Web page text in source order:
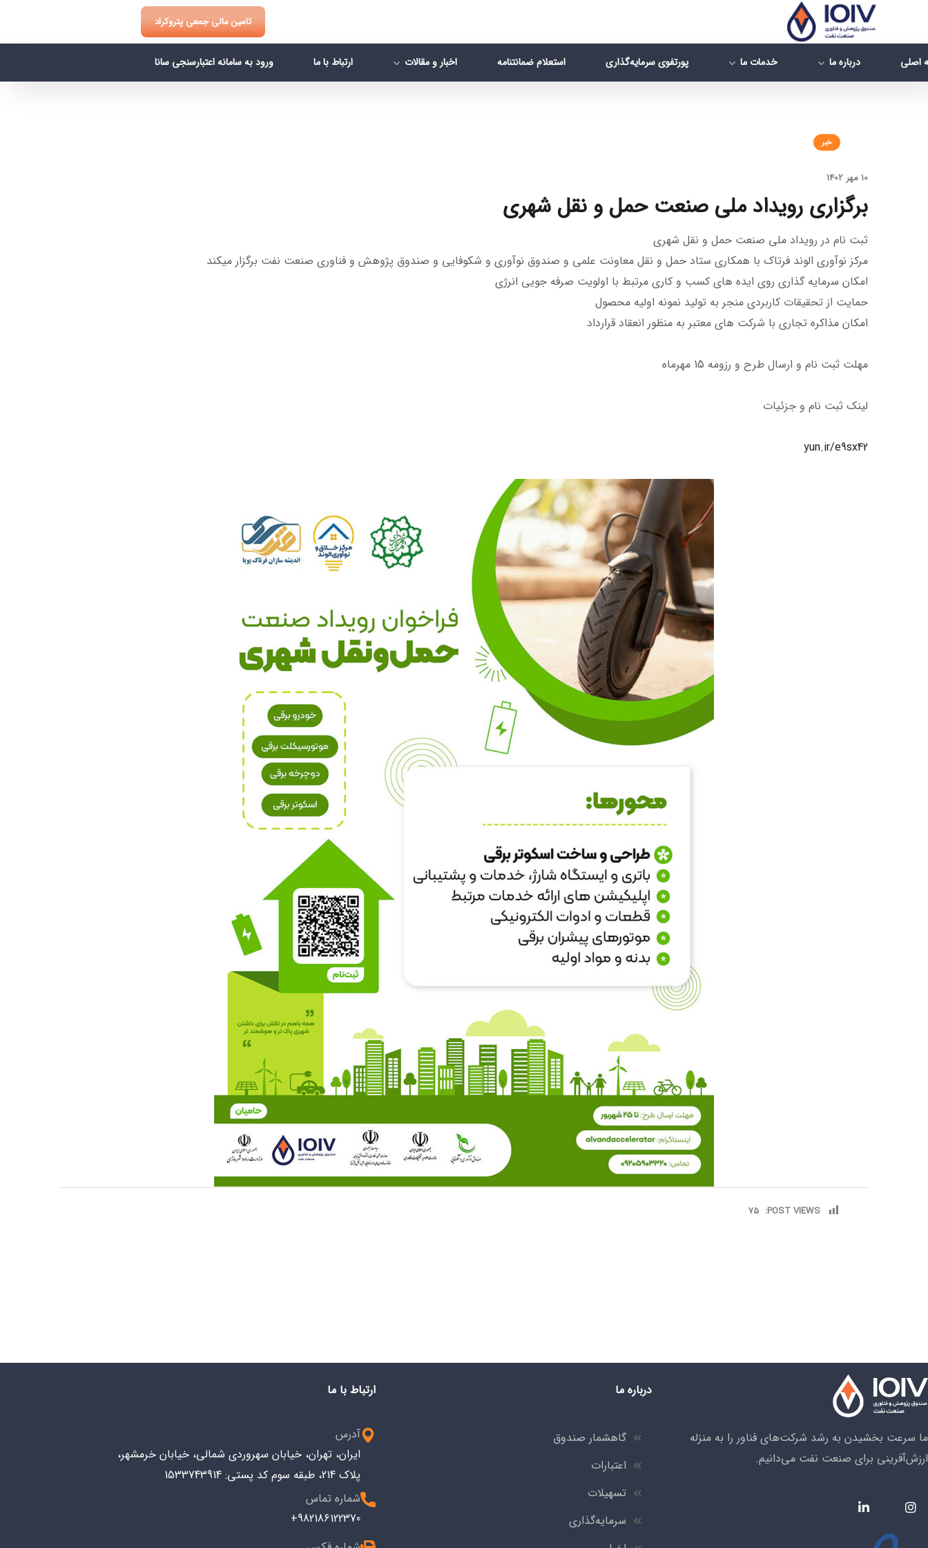
تامین مالی جمعی پتروکراد
اصلی درباره ما خدمات ما پورتفوی سرمایه‌گذاری استعلام ضمانتنامه اخبار و مقالات ارتباط با ما ورود به سامانه اعتبارسنجی سانا
خبر
10 مهر 1402
برگزاری رویداد ملی صنعت حمل و نقل شهری
ثبت نام در رویداد ملی صنعت حمل و نقل شهری
مرکز نوآوری الوند فرتاک با همکاری ستاد حمل و نقل معاونت علمی و صندوق نوآوری و شکوفایی و صندوق پژوهش و فناوری صنعت نفت برگزار میکند
امکان سرمایه گذاری روی ایده های کسب و کاری مرتبط با اولویت صرفه جویی انرژی
حمایت از تحقیقات کاربردی منجر به تولید نمونه اولیه محصول
امکان مذاکره تجاری با شرکت های معتبر به منظور انعقاد قرارداد
مهلت ثبت نام و ارسال طرح و رزومه 15 مهرماه
لینک ثبت نام و جزئیات
yun.ir/e9sx42
POST VIEWS:
75
ما سرعت بخشیدن به رشد شرکت‌های فناور را به منزله
ارزش‌آفرینی برای صنعت نفت می‌دانیم.
درباره ما
گاهشمار صندوق
اعتبارات
تسهیلات
سرمایه‌گذاری
ارتباط با ما
آدرس
ایران، تهران، خیابان سهروردی شمالی، خیابان خرمشهر،
پلاک 214، طبقه سوم کد پستی: 1533743914
شماره تماس
982186122370+